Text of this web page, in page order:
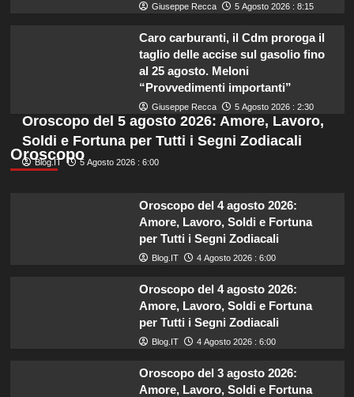
Giuseppe Recca 5 Agosto 2026 : 8:15
Caro carburanti, il Cdm proroga il
taglio delle accise sul gasolio fino
al 25 agosto. Meloni
“Provvedimenti importanti”
Giuseppe Recca 5 Agosto 2026 : 2:30
Oroscopo
Oroscopo del 5 agosto 2026: Amore, Lavoro,
Soldi e Fortuna per Tutti i Segni Zodiacali
Blog.IT 5 Agosto 2026 : 6:00
Oroscopo del 4 agosto 2026:
Amore, Lavoro, Soldi e Fortuna
per Tutti i Segni Zodiacali
Blog.IT 4 Agosto 2026 : 6:00
Oroscopo del 4 agosto 2026:
Amore, Lavoro, Soldi e Fortuna
per Tutti i Segni Zodiacali
Blog.IT 4 Agosto 2026 : 6:00
Oroscopo del 3 agosto 2026:
Amore, Lavoro, Soldi e Fortuna